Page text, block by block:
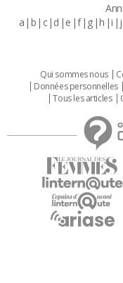
a b c d e f g h i j
Qui sommes nous
Données personnelles
Tous les articles